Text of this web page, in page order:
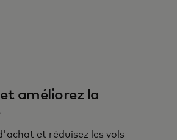
améliorez la
et réduisez les vols